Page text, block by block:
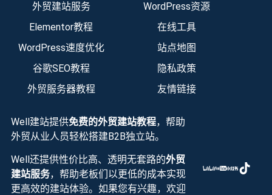
外贸建站服务
Elementor教程
WordPress速度优化
谷歌SEO教程
外贸服务器教程
WordPress资源
在线工具
站点地图
隐私政策
友情链接
Well建站提供免费的外贸建站教程，帮助
外贸从业人员轻松搭建B2B独立站。
Well还提供性价比高、透明无套路的外贸
建站服务，帮助老板们以更低的成本实现
更高效的建站体验。如果您有兴趣，欢迎